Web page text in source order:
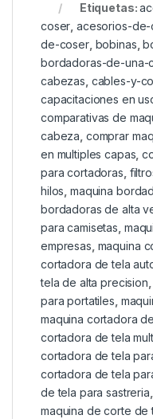
Etiquetas:
coser ,acesorios-de-
de-coser, bobinas ,
bordadoras-de-una-
cabezas cables-y-
capacitaciones en
comparativas de
cabeza comprar
en multiples capas ,
para cortadoras
hilos ,maquina
bordadoras de alta
para camisetas
empresas maquina
cortadora de tela
tela de alta precision
para portatiles
maquina cortadora
cortadora de tela
cortadora de tela
cortadora de tela
de tela para sastreria
maquina de corte de